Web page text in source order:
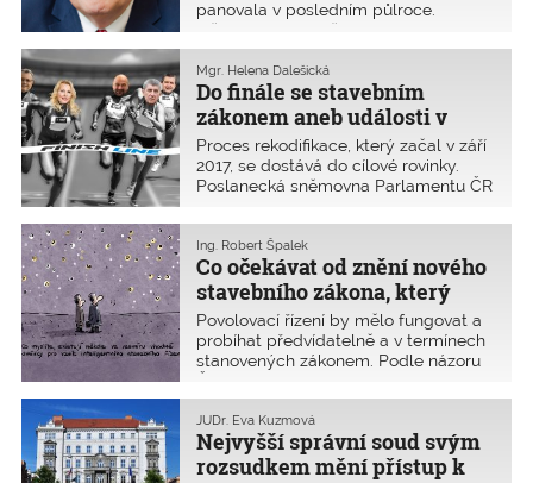
panovala v posledním půlroce.
Očkování se rozběhlo, vakcíny je
zřejmě dostatek, a tak ve skrytu duše
doufám, že si budeme moci užít
zaslouženého a slunečného odpoč
Do finále se stavebním
zákonem aneb události v
cílové rovince
Mgr. Helena Dalešická
Proces rekodifikace, který začal v září
2017, se dostává do cílové rovinky.
Poslanecká sněmovna Parlamentu ČR
dvou hlasů proti sedmdesáti šesti
schválila nový návrh stavebního
zákona a prošel také tzv. změnový
zákon o novelách navazujících
právních předpisů. Přinášíme
rekapitulaci legislativního procesu od
28. dubna do 26. května 2021.
Co očekávat od znění nového
stavebního zákona, který
nyní projednává Senát?
Ing. Robert Špalek
Povolovací řízení by mělo fungovat a
probíhat předvídatelně a v termínech
stanovených zákonem. Podle názoru
chaoticky poslepovaného nového
stavebního zákona lze očekávat jen
těžko. Situace kolem nového
stavebního zákona je natolik
Nejvyšší správní soud svým
rozsudkem mění přístup k
JUDr. Eva Kuzmová